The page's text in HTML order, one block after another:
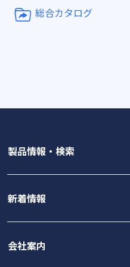
総合カタログ
製品情報・検索
新着情報
会社案内